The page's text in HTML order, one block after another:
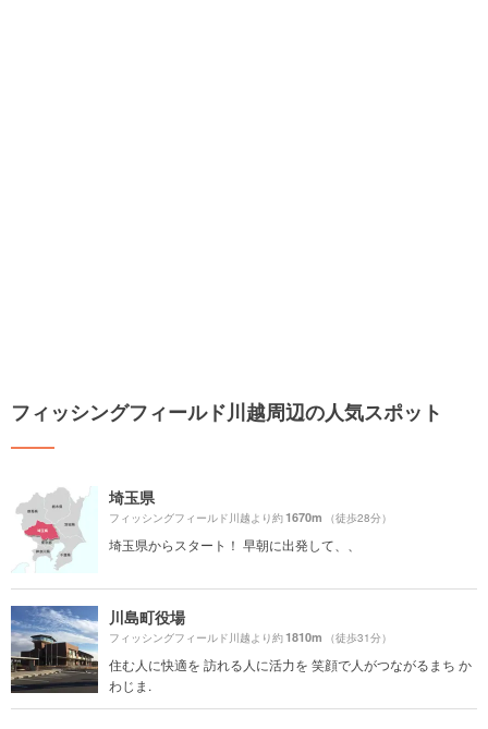
フィッシングフィールド川越周辺の人気スポット
埼玉県
フィッシングフィールド川越より約1670m （徒歩28分）
埼玉県からスタート！ 早朝に出発して、、
川島町役場
フィッシングフィールド川越より約1810m （徒歩31分）
住む人に快適を 訪れる人に活力を 笑顔で人がつながるまち か
わじま.